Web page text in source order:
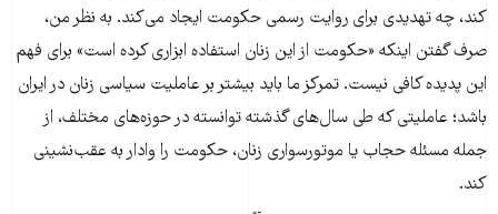
کند، چه تهدیدی برای روایت رسمی حکومت ایجاد می‌کند. به نظر من،
صرف گفتن اینکه «حکومت از این زنان استفاده ابزاری کرده است» برای فهم
این پدیده کافی نیست. تمرکز ما باید بیشتر بر عاملیت سیاسی زنان در ایران
باشد؛ عاملیتی که طی سال‌های گذشته توانسته در حوزه‌های مختلف، از
جمله مسئله حجاب یا موتورسواری زنان، حکومت را وادار به عقب‌نشینی
کند.